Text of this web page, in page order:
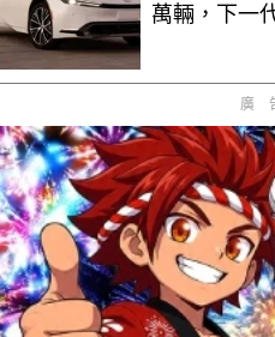
萬輛，下一
廣